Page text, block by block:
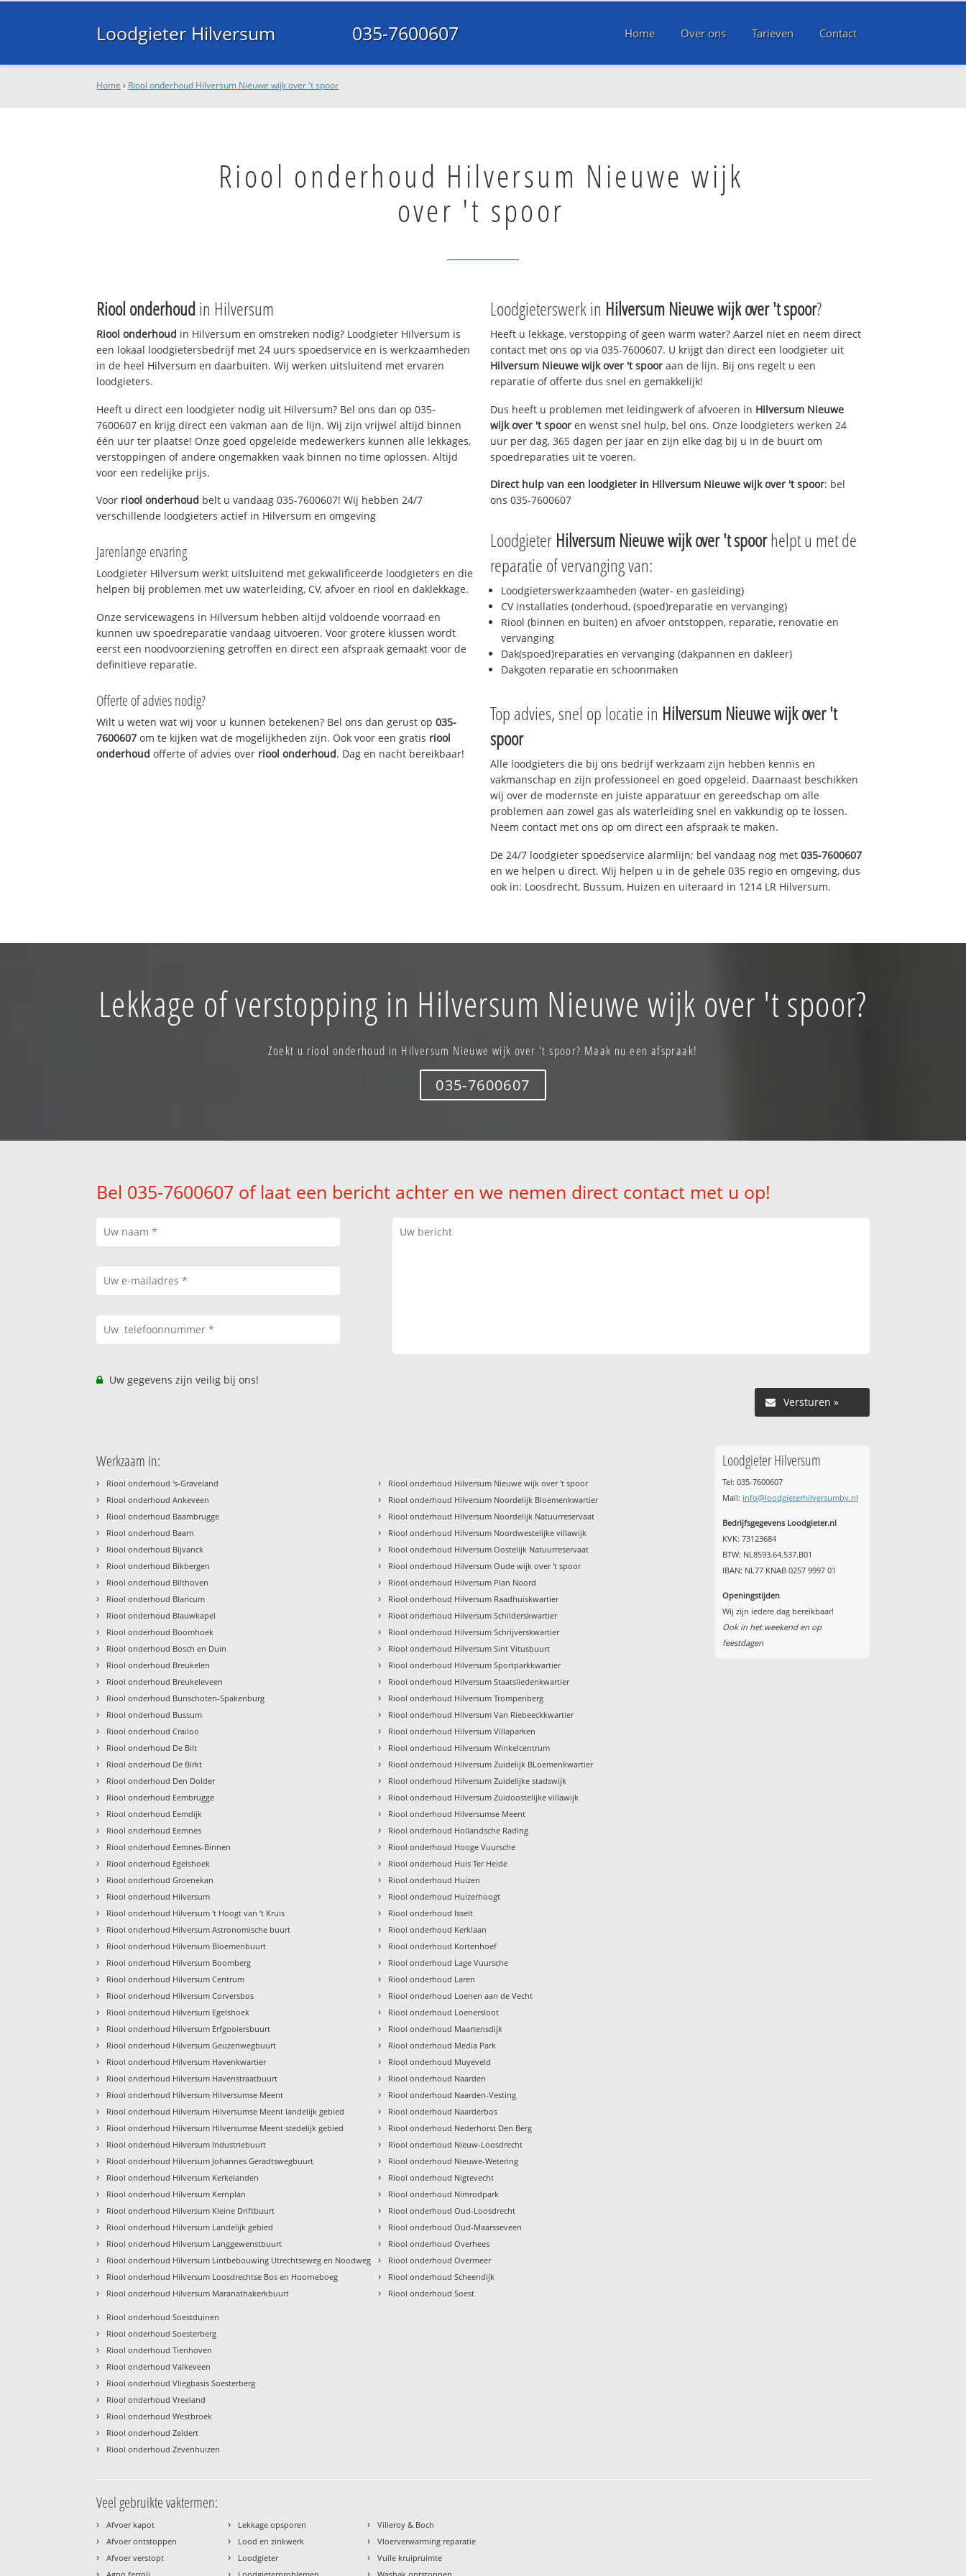
Loodgieter Hilversum 035-7600607 Home Over ons Tarieven Contact
Home › Riool onderhoud Hilversum Nieuwe wijk over 't spoor
Riool onderhoud Hilversum Nieuwe wijk
over 't spoor
Riool onderhoudin Hilversum
Riool onderhoud in Hilversum en omstreken nodig? Loodgieter Hilversum is
een lokaal loodgietersbedrijf met 24 uurs spoedservice en is werkzaamheden
in de heel Hilversum en daarbuiten. Wij werken uitsluitend met ervaren
loodgieters.
Heeft u direct een loodgieter nodig uit Hilversum? Bel ons dan op 035-
7600607 en krijg direct een vakman aan de lijn. Wij zijn vrijwel altijd binnen
één uur ter plaatse! Onze goed opgeleide medewerkers kunnen alle lekkages,
verstoppingen of andere ongemakken vaak binnen no time oplossen. Altijd
voor een redelijke prijs.
Voor riool onderhoud belt u vandaag 035-7600607! Wij hebben 24/7
verschillende loodgieters actief in Hilversum en omgeving
Jarenlange ervaring
Loodgieter Hilversum werkt uitsluitend met gekwalificeerde loodgieters en die
helpen bij problemen met uw waterleiding, CV, afvoer en riool en daklekkage.
Onze servicewagens in Hilversum hebben altijd voldoende voorraad en
kunnen uw spoedreparatie vandaag uitvoeren. Voor grotere klussen wordt
eerst een noodvoorziening getroffen en direct een afspraak gemaakt voor de
definitieve reparatie.
Offerte of advies nodig?
Wilt u weten wat wij voor u kunnen betekenen? Bel ons dan gerust op035-
7600607 om te kijken wat de mogelijkheden zijn. Ook voor een gratis riool
onderhoud offerte of advies over riool onderhoud. Dag en nacht bereikbaar!
Loodgieterswerk in Hilversum Nieuwe wijk over 't spoor?
Heeft u lekkage, verstopping of geen warm water? Aarzel niet en neem direct
contact met ons op via 035-7600607. U krijgt dan direct een loodgieter uit
Hilversum Nieuwe wijk over 't spoor aan de lijn. Bij ons regelt u een
reparatie of offerte dus snel en gemakkelijk!
Dus heeft u problemen met leidingwerk of afvoeren in Hilversum Nieuwe
wijk over 't spoor en wenst snel hulp, bel ons. Onze loodgieters werken 24
uur per dag, 365 dagen per jaar en zijn elke dag bij u in de buurt om
spoedreparaties uit te voeren.
Direct hulp van een loodgieter in Hilversum Nieuwe wijk over 't spoor: bel
ons 035-7600607
Loodgieter Hilversum Nieuwe wijk over 't spoorhelpt u met de
reparatie of vervanging van:
Loodgieterswerkzaamheden (water- en gasleiding)
CV installaties (onderhoud, (spoed)reparatie en vervanging)
Riool (binnen en buiten) en afvoer ontstoppen, reparatie, renovatie en
vervanging
Dak(spoed)reparaties en vervanging (dakpannen en dakleer)
Dakgoten reparatie en schoonmaken
Top advies, snel op locatie in Hilversum Nieuwe wijk over 't
spoor
Alle loodgieters die bij ons bedrijf werkzaam zijn hebben kennis en
vakmanschap en zijn professioneel en goed opgeleid. Daarnaast beschikken
wij over de modernste en juiste apparatuur en gereedschap om alle
problemen aan zowel gas als waterleiding snel en vakkundig op te lossen.
Neem contact met ons op om direct een afspraak te maken.
De 24/7 loodgieter spoedservice alarmlijn; bel vandaag nog met 035-7600607
en we helpen u direct. Wij helpen u in de gehele 035 regio en omgeving, dus
ook in: Loosdrecht, Bussum, Huizen en uiteraard in 1214 LR Hilversum.
Lekkage of verstopping in Hilversum Nieuwe wijk over 't spoor?
Zoekt u riool onderhoud in Hilversum Nieuwe wijk over 't spoor? Maak nu een afspraak!
035-7600607
Bel 035-7600607 of laat een bericht achter en we nemen direct contact met u op!
Uw gegevens zijn veilig bij ons!
Versturen »
Werkzaam in:
› Riool onderhoud 's-Graveland
› Riool onderhoud Ankeveen
› Riool onderhoud Baambrugge
› Riool onderhoud Baarn
› Riool onderhoud Bijvanck
› Riool onderhoud Bikbergen
› Riool onderhoud Bilthoven
› Riool onderhoud Blaricum
› Riool onderhoud Blauwkapel
› Riool onderhoud Boomhoek
› Riool onderhoud Bosch en Duin
› Riool onderhoud Breukelen
› Riool onderhoud Breukeleveen
› Riool onderhoud Bunschoten-Spakenburg
› Riool onderhoud Bussum
› Riool onderhoud Crailoo
› Riool onderhoud De Bilt
› Riool onderhoud De Birkt
› Riool onderhoud Den Dolder
› Riool onderhoud Eembrugge
› Riool onderhoud Eemdijk
› Riool onderhoud Eemnes
› Riool onderhoud Eemnes-Binnen
› Riool onderhoud Egelshoek
› Riool onderhoud Groenekan
› Riool onderhoud Hilversum
› Riool onderhoud Hilversum 't Hoogt van 't Kruis
› Riool onderhoud Hilversum Astronomische buurt
› Riool onderhoud Hilversum Bloemenbuurt
› Riool onderhoud Hilversum Boomberg
› Riool onderhoud Hilversum Centrum
› Riool onderhoud Hilversum Corversbos
› Riool onderhoud Hilversum Egelshoek
› Riool onderhoud Hilversum Erfgooiersbuurt
› Riool onderhoud Hilversum Geuzenwegbuurt
› Riool onderhoud Hilversum Havenkwartier
› Riool onderhoud Hilversum Havenstraatbuurt
› Riool onderhoud Hilversum Hilversumse Meent
› Riool onderhoud Hilversum Hilversumse Meent landelijk gebied
› Riool onderhoud Hilversum Hilversumse Meent stedelijk gebied
› Riool onderhoud Hilversum Industriebuurt
› Riool onderhoud Hilversum Johannes Geradtswegbuurt
› Riool onderhoud Hilversum Kerkelanden
› Riool onderhoud Hilversum Kernplan
› Riool onderhoud Hilversum Kleine Driftbuurt
› Riool onderhoud Hilversum Landelijk gebied
› Riool onderhoud Hilversum Langgewenstbuurt
› Riool onderhoud Hilversum Lintbebouwing Utrechtseweg en Noodweg
› Riool onderhoud Hilversum Loosdrechtse Bos en Hoorneboeg
› Riool onderhoud Hilversum Maranathakerkbuurt
› Riool onderhoud Hilversum Nieuwe wijk over 't spoor
› Riool onderhoud Hilversum Noordelijk Bloemenkwartier
› Riool onderhoud Hilversum Noordelijk Natuurreservaat
› Riool onderhoud Hilversum Noordwestelijke villawijk
› Riool onderhoud Hilversum Oostelijk Natuurreservaat
› Riool onderhoud Hilversum Oude wijk over 't spoor
› Riool onderhoud Hilversum Plan Noord
› Riool onderhoud Hilversum Raadhuiskwartier
› Riool onderhoud Hilversum Schilderskwartier
› Riool onderhoud Hilversum Schrijverskwartier
› Riool onderhoud Hilversum Sint Vitusbuurt
› Riool onderhoud Hilversum Sportparkkwartier
› Riool onderhoud Hilversum Staatsliedenkwartier
› Riool onderhoud Hilversum Trompenberg
› Riool onderhoud Hilversum Van Riebeeckkwartier
› Riool onderhoud Hilversum Villaparken
› Riool onderhoud Hilversum Winkelcentrum
› Riool onderhoud Hilversum Zuidelijk BLoemenkwartier
› Riool onderhoud Hilversum Zuidelijke stadswijk
› Riool onderhoud Hilversum Zuidoostelijke villawijk
› Riool onderhoud Hilversumse Meent
› Riool onderhoud Hollandsche Rading
› Riool onderhoud Hooge Vuursche
› Riool onderhoud Huis Ter Heide
› Riool onderhoud Huizen
› Riool onderhoud Huizerhoogt
› Riool onderhoud Isselt
› Riool onderhoud Kerklaan
› Riool onderhoud Kortenhoef
› Riool onderhoud Lage Vuursche
› Riool onderhoud Laren
› Riool onderhoud Loenen aan de Vecht
› Riool onderhoud Loenersloot
› Riool onderhoud Maartensdijk
› Riool onderhoud Media Park
› Riool onderhoud Muyeveld
› Riool onderhoud Naarden
› Riool onderhoud Naarden-Vesting
› Riool onderhoud Naarderbos
› Riool onderhoud Nederhorst Den Berg
› Riool onderhoud Nieuw-Loosdrecht
› Riool onderhoud Nieuwe-Wetering
› Riool onderhoud Nigtevecht
› Riool onderhoud Nimrodpark
› Riool onderhoud Oud-Loosdrecht
› Riool onderhoud Oud-Maarsseveen
› Riool onderhoud Overhees
› Riool onderhoud Overmeer
› Riool onderhoud Scheendijk
› Riool onderhoud Soest
› Riool onderhoud Soestduinen
› Riool onderhoud Soesterberg
› Riool onderhoud Tienhoven
› Riool onderhoud Valkeveen
› Riool onderhoud Vliegbasis Soesterberg
› Riool onderhoud Vreeland
› Riool onderhoud Westbroek
› Riool onderhoud Zeldert
› Riool onderhoud Zevenhuizen
Loodgieter Hilversum
Tel: 035-7600607
Mail: info@loodgieterhilversumbv.nl
Bedrijfsgegevens Loodgieter.nl
KVK: 73123684
BTW: NL8593.64.537.B01
IBAN: NL77 KNAB 0257 9997 01
Openingstijden
Wij zijn iedere dag bereikbaar!
Ook in het weekend en op
feestdagen
Veel gebruikte vaktermen:
› Afvoer kapot
› Afvoer ontstoppen
› Afvoer verstopt
›
› Lekkage opsporen
› Lood en zinkwerk
› Loodgieter
›
› Villeroy & Boch
› Vloerverwarming reparatie
› Vuile kruipruimte
›